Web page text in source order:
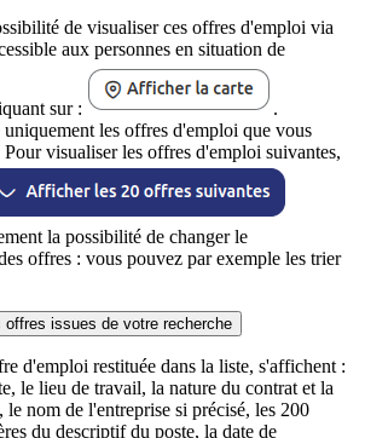
de visualiser ces offres d'emploi via
aux personnes en situation de
sur :
.
les offres d'emploi que vous
visualiser les offres d'emploi suivantes,
la possibilité de changer le
offres : vous pouvez par exemple les trier
offres issues de votre recherche
d'emploi restituée dans la liste, s'affichent :
le lieu de travail, la nature du contrat et la
le nom de l'entreprise si précisé, les 200
du descriptif du poste, la date de